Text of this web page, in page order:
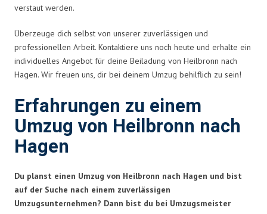
verstaut werden.
Überzeuge dich selbst von unserer zuverlässigen und
professionellen Arbeit. Kontaktiere uns noch heute und erhalte ein
individuelles Angebot für deine Beiladung von Heilbronn nach
Hagen. Wir freuen uns, dir bei deinem Umzug behilflich zu sein!
Erfahrungen zu einem
Umzug von Heilbronn nach
Hagen
Du planst einen Umzug von Heilbronn nach Hagen und bist
auf der Suche nach einem zuverlässigen
Umzugsunternehmen? Dann bist du bei Umzugsmeister